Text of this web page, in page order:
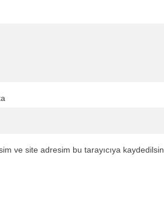
ve site adresim bu tarayıcıya kaydedilsin.